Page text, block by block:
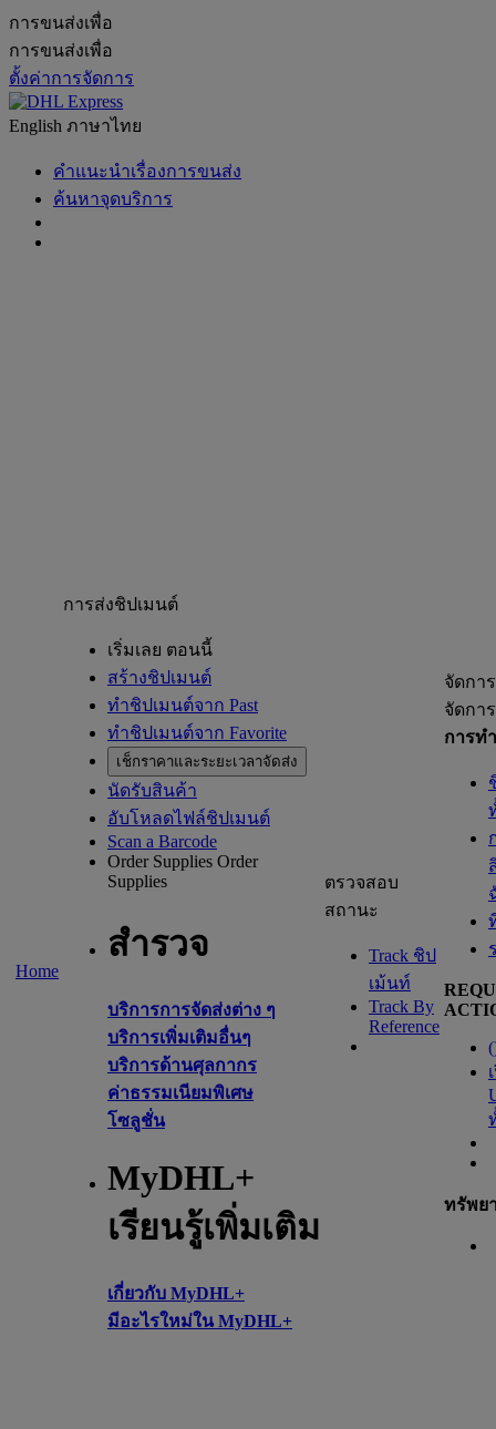
การขนส่งเพื่อ
การขนส่งเพื่อ
ตั้งค่าการจัดการ
English ภาษาไทย
คำแนะนำเรื่องการขนส่ง
ค้นหาจุดบริการ
Home
การส่งชิปเมนต์
เริ่มเลย ตอนนี้
สร้างชิปเมนต์
ทำชิปเมนต์จาก Past
ทำชิปเมนต์จาก Favorite
เช็กราคาและระยะเวลาจัดส่ง
นัดรับสินค้า
อับโหลดไฟล์ชิปเมนต์
Scan a Barcode
Order Supplies Order
Supplies
สำรวจ
บริการการจัดส่งต่าง ๆ
บริการเพิ่มเติมอื่นๆ
บริการด้านศุลกากร
ค่าธรรมเนียมพิเศษ
โซลูชั่น
MyDHL+
เรียนรู้เพิ่มเติม
เกี่ยวกับ MyDHL+
มีอะไรใหม่ใน MyDHL+
ตรวจสอบ
สถานะ
Track ชิป
เม้นท์
Track By
Reference
จัดกา
จัดกา
การท
(
ทรัพย